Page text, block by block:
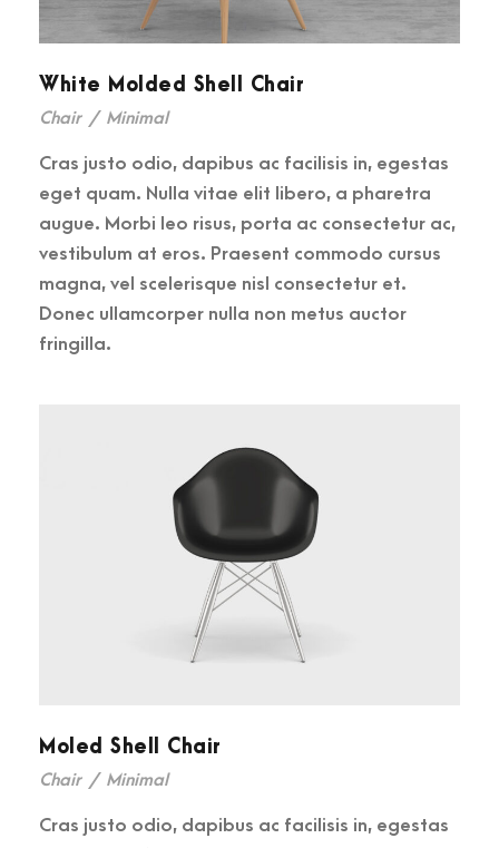
White Molded Shell Chair
Chair / Minimal
Cras justo odio, dapibus ac facilisis in, egestas
eget quam. Nulla vitae elit libero, a pharetra
augue. Morbi leo risus, porta ac consectetur ac,
vestibulum at eros. Praesent commodo cursus
magna, vel scelerisque nisl consectetur et.
Donec ullamcorper nulla non metus auctor
fringilla.
Moled Shell Chair
Chair / Minimal
Cras justo odio, dapibus ac facilisis in, egestas